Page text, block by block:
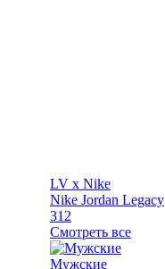
LV x Nike
Nike Jordan Legacy
312
Смотреть все
Мужские